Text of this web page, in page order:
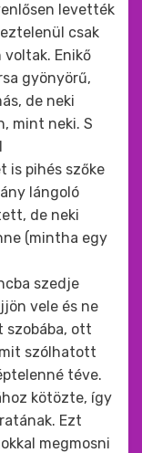
levették
csak
Enikő
gyönyörű,
de neki
mint neki. S
is pihés szőke
lángoló
de neki
(mintha egy
szedje
vele és ne
szobába, ott
szólhatott
téve.
kötözte, így
Ezt
megmosni